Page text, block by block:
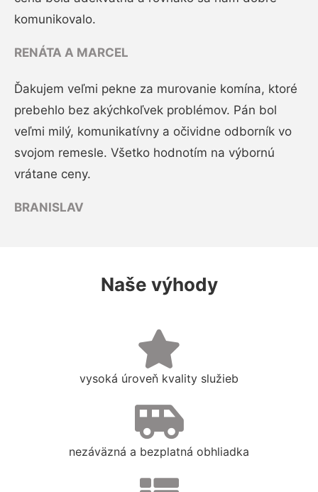
komunikovalo.
RENÁTA A MARCEL
Ďakujem veľmi pekne za murovanie komína, ktoré
prebehlo bez akýchkoľvek problémov. Pán bol
veľmi milý, komunikatívny a očividne odborník vo
svojom remesle. Všetko hodnotím na výbornú
vrátane ceny.
BRANISLAV
Naše výhody
vysoká úroveň kvality služieb
nezáväzná a bezplatná obhliadka